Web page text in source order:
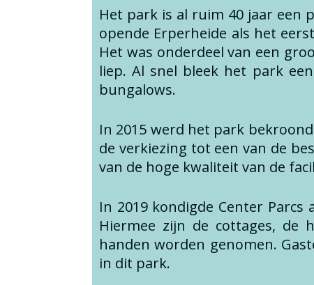
Het park is al ruim 40 jaar een
opende Erperheide als het
Het was onderdeel van een
liep. Al snel bleek het park
bungalows.
In 2015 werd het park
de verkiezing tot een van de
van de hoge kwaliteit van de
In 2019 kondigde Center
Hiermee zijn de cottages, de
handen worden genomen.
in dit park.